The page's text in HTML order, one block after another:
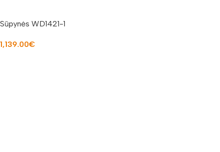
Sūpynės WD1421-1
1,139.00€